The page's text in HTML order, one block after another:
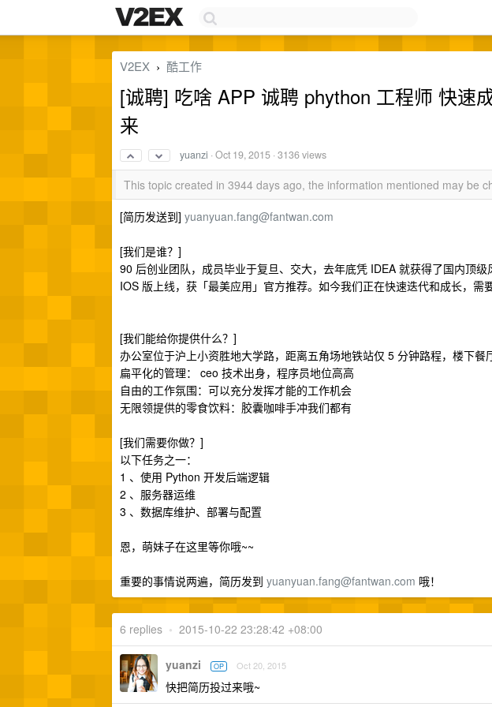
V2EX › 酷工作
[诚聘] 吃啥 APP 诚聘 phython 工程师 快速
来
yuanzi ·Oct 19, 2015 · 3136 views
This topic created in 3944 days ago, the information mentioned may be
[简历发送到] yuanyuan.fang@fantwan.com
[我们是谁？]
90 后创业团队，成员毕业于复旦、交大，去年底凭 IDEA 就获得了国内顶
IOS 版上线，获「最美应用」官方推荐。如今我们正在快速迭代和成长，需
[我们能给你提供什么？]
办公室位于沪上小资胜地大学路，距离五角场地铁站仅 5 分钟路程，楼下餐
扁平化的管理： ceo 技术出身，程序员地位高高
自由的工作氛围：可以充分发挥才能的工作机会
无限领提供的零食饮料：胶囊咖啡手冲我们都有
[我们需要你做？]
以下任务之一：
1 、使用 Python 开发后端逻辑
2 、服务器运维
3 、数据库维护、部署与配置
恩，萌妹子在这里等你哦~~
重要的事情说两遍，简历发到 yuanyuan.fang@fantwan.com 哦！
6 replies • 2015-10-22 23:28:42 +08:00
yuanzi OP Oct 20, 2015
快把简历投过来哦~